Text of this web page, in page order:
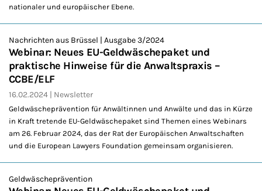
nationaler und europäischer Ebene.
Nachrichten aus Brüssel | Ausgabe 3/2024
Webinar: Neues EU-Geldwäschepaket und
praktische Hinweise für die Anwaltspraxis –
CCBE/ELF
16.02.2024 Newsletter
Geldwäscheprävention für Anwältinnen und Anwälte und das in Kürze
in Kraft tretende EU-Geldwäschepaket sind Themen eines Webinars
am 26. Februar 2024, das der Rat der Europäischen Anwaltschaften
und die European Lawyers Foundation gemeinsam organisieren.
Geldwäscheprävention